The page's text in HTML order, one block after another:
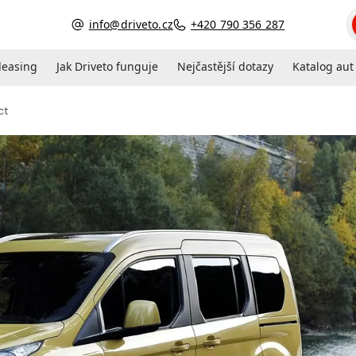
info@driveto.cz +420 790 356 287
Jak Driveto funguje Nejčastější dotazy Katalog aut
Otevřít